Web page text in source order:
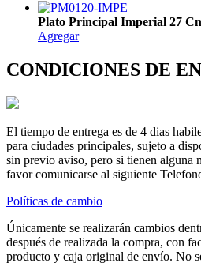
Plato Principal Imperial 27
Agregar
CONDICIONES DE
El tiempo de entrega es de 4 dias
para ciudades principales, sujeto a
sin previo aviso, pero si tienen alguna
favor comunicarse al siguiente
Políticas de cambio
Únicamente se realizarán cambios
después de realizada la compra, con
producto y caja original de envío. No